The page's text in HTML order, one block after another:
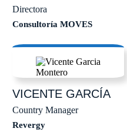
Directora
Consultoría MOVES
VICENTEGARCÍA
Country Manager
Revergy